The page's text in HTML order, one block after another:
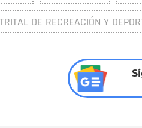
DE RECREACIÓN Y